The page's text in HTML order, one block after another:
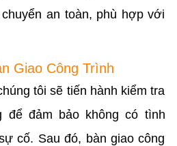
an toàn, phù hợp với
Giao Công Trình
tôi sẽ tiến hành kiểm tra
để đảm bảo không có tình
cố. Sau đó, bàn giao công